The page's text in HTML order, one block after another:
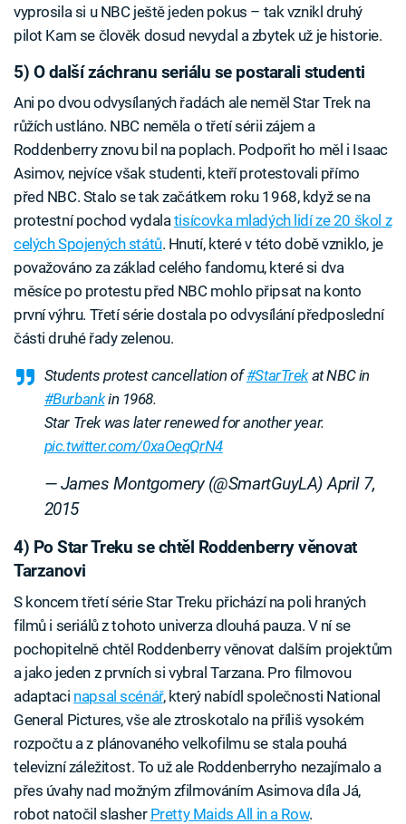
vyprosila si u NBC ještě jeden pokus – tak vznikl druhý
pilot Kam se člověk dosud nevydal a zbytek už je historie.
5) O další záchranu seriálu se postarali studenti
Ani po dvou odvysílaných řadách ale neměl Star Trek na
růžích ustláno. NBC neměla o třetí sérii zájem a
Roddenberry znovu bil na poplach. Podpořit ho měl i Isaac
Asimov, nejvíce však studenti, kteří protestovali přímo
před NBC. Stalo se tak začátkem roku 1968, když se na
protestní pochod vydalatisícovka mladých lidí ze 20 škol z
celých Spojených států. Hnutí, které v této době vzniklo, je
považováno za základ celého fandomu, které si dva
měsíce po protestu před NBC mohlo připsat na konto
první výhru. Třetí série dostala po odvysílání předposlední
části druhé řady zelenou.
Students protest cancellation of#StarTrekat NBC in
#Burbankin 1968.
Star Trek was later renewed for another year.
pic.twitter.com/0xaOeqQrN4
— James Montgomery (@SmartGuyLA)April 7,
2015
4) Po Star Treku se chtěl Roddenberry věnovat
Tarzanovi
S koncem třetí série Star Treku přichází na poli hraných
filmů i seriálů z tohoto univerza dlouhá pauza. V ní se
pochopitelně chtěl Roddenberry věnovat dalším projektům
a jako jeden z prvních si vybral Tarzana. Pro filmovou
adaptaci napsal scénář, který nabídl společnosti National
General Pictures, vše ale ztroskotalo na příliš vysokém
rozpočtu a z plánovaného velkofilmu se stala pouhá
televizní záležitost. To už ale Roddenberryho nezajímalo a
přes úvahy nad možným zfilmováním Asimova díla Já,
robot natočil slasher Pretty Maids All in a Row.